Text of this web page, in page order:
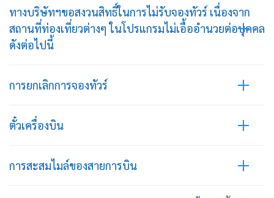
ทางบริษัทฯขอสงวนสิทธิ์ในการไม่รับจองทัวร์ เนื่องจาก
สถานที่ท่องเที่ยวต่างๆ ในโปรแกรมไม่เอื้ออำนวยต่อบุคคล
ดังต่อไปนี้
การยกเลิกการจองทัวร์
ตั๋วเครื่องบิน
การสะสมไมล์ของสายการบิน